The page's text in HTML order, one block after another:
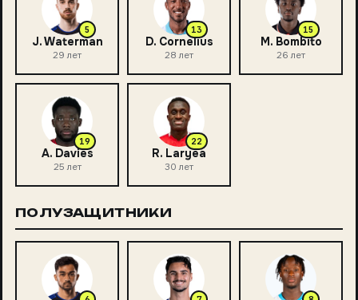
5
J. Waterman
29 лет
13
D. Cornelius
28 лет
15
M. Bombito
26 лет
19
A. Davies
25 лет
22
R. Laryea
30 лет
ПОЛУЗАЩИТНИКИ